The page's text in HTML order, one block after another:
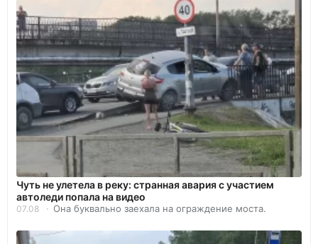
Чуть не улетела в реку: странная авария с участием
автоледи попала на видео
07.08 Она буквально заехала на ограждение моста.